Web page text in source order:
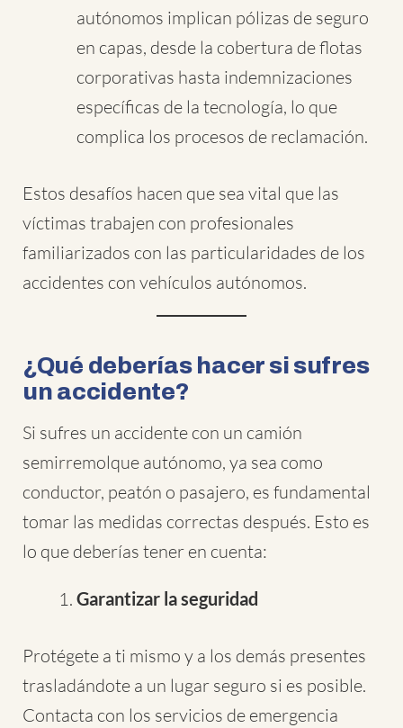
autónomos implican pólizas de seguro
en capas, desde la cobertura de flotas
corporativas hasta indemnizaciones
específicas de la tecnología, lo que
complica los procesos de reclamación.
Estos desafíos hacen que sea vital que las
víctimas trabajen con profesionales
familiarizados con las particularidades de los
accidentes con vehículos autónomos.
¿Qué deberías hacer si sufres
un accidente?
Si sufres un accidente con un camión
semirremolque autónomo, ya sea como
conductor, peatón o pasajero, es fundamental
tomar las medidas correctas después. Esto es
lo que deberías tener en cuenta:
Garantizar la seguridad
Protégete a ti mismo y a los demás presentes
trasladándote a un lugar seguro si es posible.
Contacta con los servicios de emergencia